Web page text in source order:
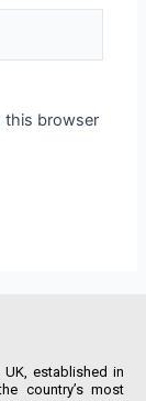
this browser
established in
country’s most